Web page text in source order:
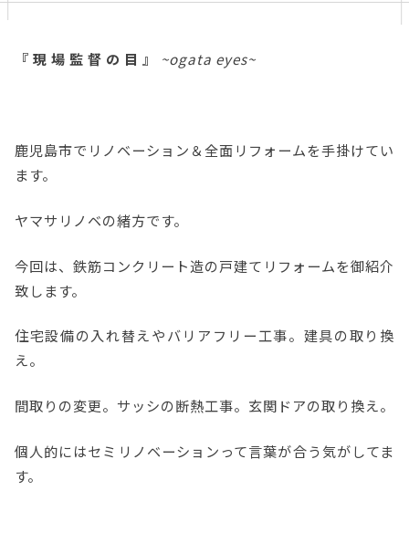
『 現 場 監 督 の 目 』 ~ogata eyes~
鹿児島市でリノベーション＆全面リフォームを手掛けてい
ます。
ヤマサリノベの緒方です。
今回は、鉄筋コンクリート造の戸建てリフォームを御紹介
致します。
住宅設備の入れ替えやバリアフリー工事。建具の取り換
え。
間取りの変更。サッシの断熱工事。玄関ドアの取り換え。
個人的にはセミリノベーションって言葉が合う気がしてま
す。